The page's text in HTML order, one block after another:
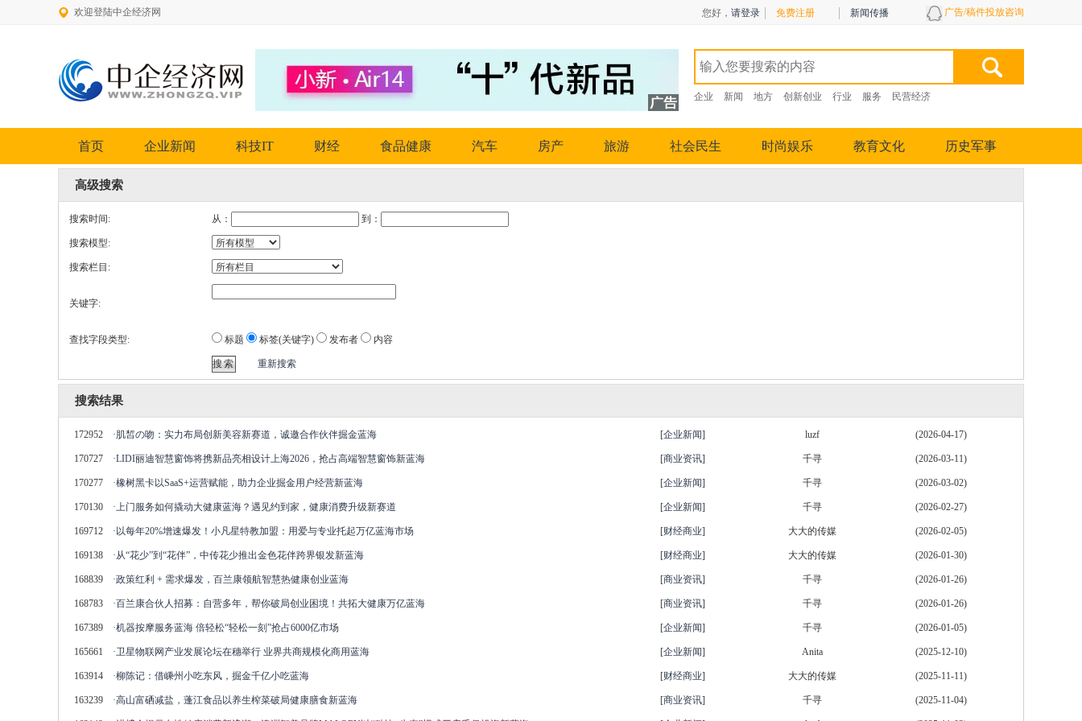
欢迎登陆中企经济网 您好， 请登录 免费注册 新闻传播 广告/稿件投放咨询
企业 新闻 地方 创新创业 行业 服务 民营经济
首页 企业新闻 科技IT 财经 食品健康 汽车 房产 旅游 社会民生 时尚娱乐 教育文化 历史军事
高级搜索
搜索时间: 从： 到：
搜索模型:
搜索栏目:
关键字:
查找字段类型: 标题 标签(关键字) 发布者 内容
重新搜索
搜索结果
172952 ·肌皙の吻：实力布局创新美容新赛道，诚邀合作伙伴掘金蓝海 [企业新闻] luzf (2026-04-17)
170727 ·LIDI丽迪智慧窗饰将携新品亮相设计上海2026，抢占高端智慧窗饰新蓝海 [商业资讯] 千寻 (2026-03-11)
170277 ·橡树黑卡以SaaS+运营赋能，助力企业掘金用户经营新蓝海 [企业新闻] 千寻 (2026-03-02)
170130 ·上门服务如何撬动大健康蓝海？遇见约到家，健康消费升级新赛道 [企业新闻] 千寻 (2026-02-27)
169712 · 以每年20%增速爆发！小凡星特教加盟：用爱与专业托起万亿蓝海市场 [财经商业] 大大的传媒 (2026-02-05)
169138 ·从“花少”到“花伴”，中传花少推出金色花伴跨界银发新蓝海 [财经商业] 大大的传媒 (2026-01-30)
168839 ·政策红利 + 需求爆发，百兰康领航智慧热健康创业蓝海 [商业资讯] 千寻 (2026-01-26)
168783 ·百兰康合伙人招募：自营多年，帮你破局创业困境！共拓大健康万亿蓝海 [商业资讯] 千寻 (2026-01-26)
167389 ·机器按摩服务蓝海 倍轻松“轻松一刻”抢占6000亿市场 [企业新闻] 千寻 (2026-01-05)
165661 ·卫星物联网产业发展论坛在穗举行 业界共商规模化商用蓝海 [企业新闻] Anita (2025-12-10)
163914 ·柳陈记：借嵊州小吃东风，掘金千亿小吃蓝海 [财经商业] 大大的传媒 (2025-11-11)
163239 ·高山富硒减盐，蓬江食品以养生榨菜破局健康膳食新蓝海 [商业资讯] 千寻 (2025-11-04)